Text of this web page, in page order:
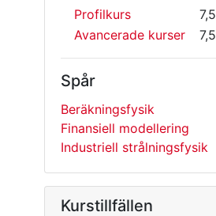
Profilkurs
7,5
Avancerade kurser
7,5
Spår
Beräkningsfysik
Finansiell modellering
Industriell strålningsfysik
Kurstillfällen